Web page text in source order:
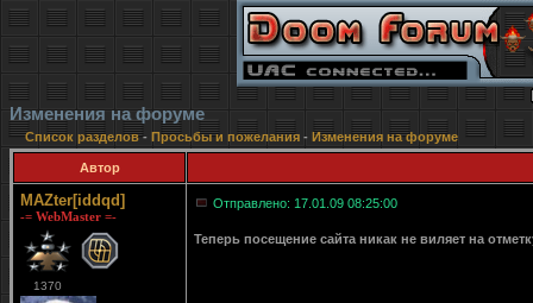
Изменения на форуме
Список разделов- Просьбы и пожелания - Изменения на форуме
Автор
MAZter[iddqd]
-= WebMaster =-
1370
Отправлено: 17.01.09 08:25:00
Теперь посещение сайта никак не виляет на